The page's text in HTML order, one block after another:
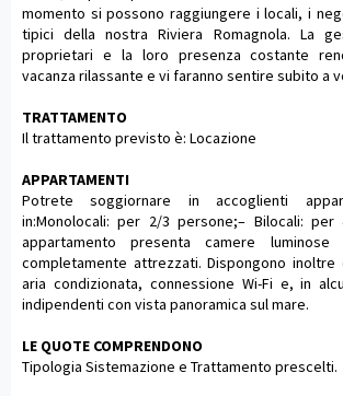
momento si possono raggiungere i locali, i
tipici della nostra Riviera Romagnola. La
proprietari e la loro presenza costante
vacanza rilassante e vi faranno sentire subito a
TRATTAMENTO
Il trattamento previsto è: Locazione
APPARTAMENTI
Potrete soggiornare in accoglienti
in:Monolocali: per 2/3 persone;– Bilocali: per
appartamento presenta camere
completamente attrezzati. Dispongono inoltre
aria condizionata, connessione Wi-Fi e, in
indipendenti con vista panoramica sul mare.
LE QUOTE COMPRENDONO
Tipologia Sistemazione e Trattamento prescelti.